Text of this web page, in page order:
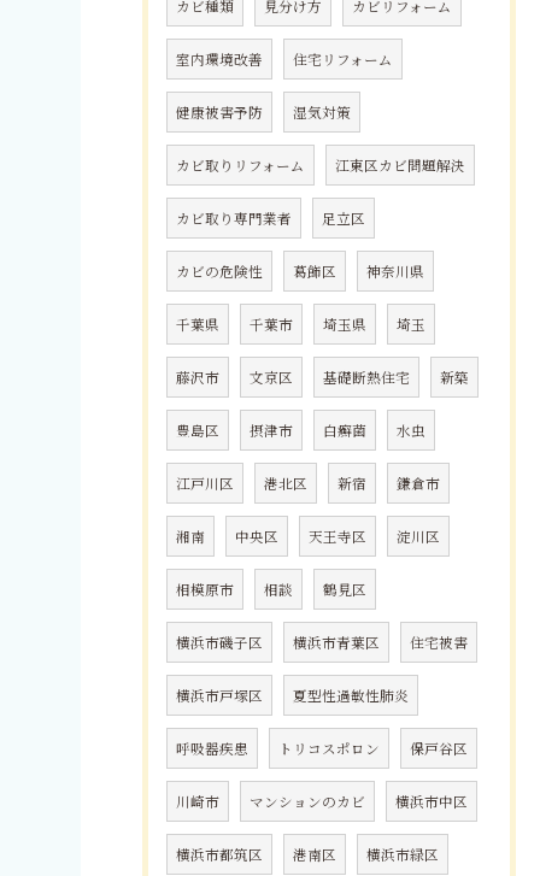
カビ種類 見分け方 カビリフォーム
室内環境改善 住宅リフォーム
健康被害予防 湿気対策
カビ取りリフォーム 江東区カビ問題解決
カビ取り専門業者 足立区
カビの危険性 葛飾区 神奈川県
千葉県 千葉市 埼玉県 埼玉
藤沢市 文京区 基礎断熱住宅 新築
豊島区 摂津市 白癬菌 水虫
江戸川区 港北区 新宿 鎌倉市
湘南 中央区 天王寺区 淀川区
相模原市 相談 鶴見区
横浜市磯子区 横浜市青葉区 住宅被害
横浜市戸塚区 夏型性過敏性肺炎
呼吸器疾患 トリコスポロン 保戸谷区
川崎市 マンションのカビ 横浜市中区
横浜市都筑区 港南区 横浜市緑区